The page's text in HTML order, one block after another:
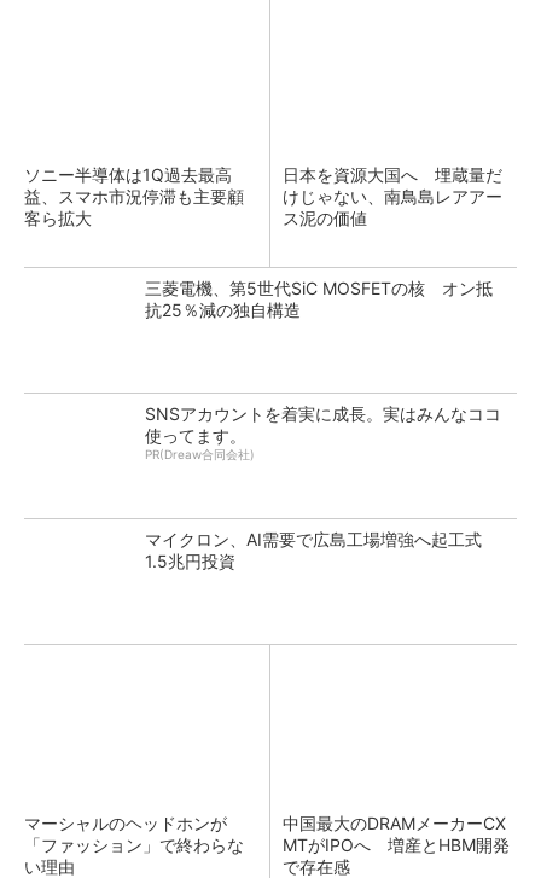
ソニー半導体は1Q過去最高
益、スマホ市況停滞も主要顧
客ら拡大
日本を資源大国へ 埋蔵量だ
けじゃない、南鳥島レアアー
ス泥の価値
三菱電機、第5世代SiC MOSFETの核 オン抵
抗25％減の独自構造
SNSアカウントを着実に成長。実はみんなココ
使ってます。
PR(Dreaw合同会社)
マイクロン、AI需要で広島工場増強へ起工式
1.5兆円投資
マーシャルのヘッドホンが
「ファッション」で終わらな
い理由
中国最大のDRAMメーカーCX
MTがIPOへ 増産とHBM開発
で存在感